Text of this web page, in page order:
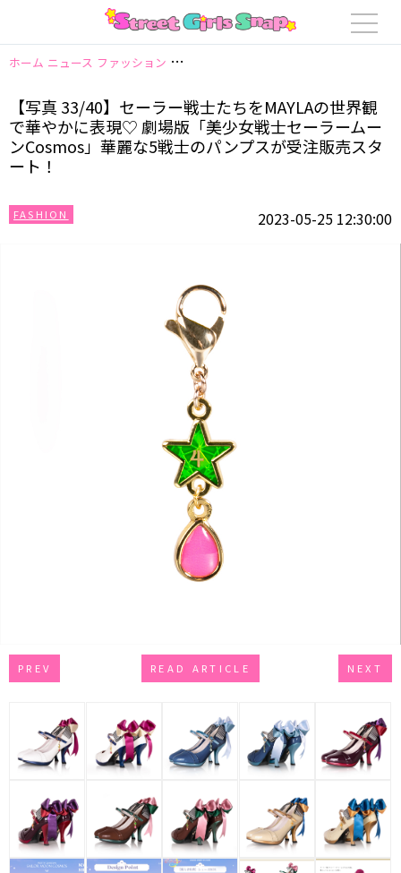
ホーム ニュース ファッション 【写真 33/40】セーラー戦士たちを
【写真 33/40】セーラー戦士たちをMAYLAの世界観
で華やかに表現♡ 劇場版「美少女戦士セーラームー
ンCosmos」華麗な5戦士のパンプスが受注販売スタ
ート！
FASHION 2023-05-25 12:30:00
PREV READ ARTICLE NEXT